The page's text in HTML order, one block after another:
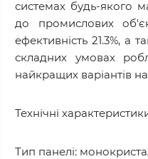
системах будь-якого
до промислових
ефективність 21.3%, а
складних умовах
найкращих варіантів
Технічні
Тип панелі: